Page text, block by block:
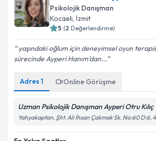
Uzm. Psk. Dan. Ayperi Otru
Psikolojik Danışman
Kocaeli, İzmit
( Değerlendirme)
yaşındaki oğlum için deneyimsel oyun
sürecinde Ayperi Hanım’dan...
Adres 1 Online Görüşme
Uzman Psikolojik Danışman Ayperi Otru Kılıç
Yahyakaptan, Şht. Ali İhsan Çakmak Sk. No:60 D:6,